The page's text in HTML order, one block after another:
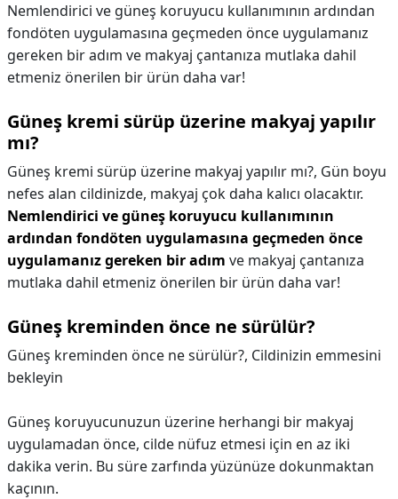
Nemlendirici ve güneş koruyucu kullanımının ardından
fondöten uygulamasına geçmeden önce uygulamanız
gereken bir adım ve makyaj çantanıza mutlaka dahil
etmeniz önerilen bir ürün daha var!
Güneş kremi sürüp üzerine makyaj yapılır
mı?
Güneş kremi sürüp üzerine makyaj yapılır mı?, Gün boyu
nefes alan cildinizde, makyaj çok daha kalıcı olacaktır.
Nemlendirici ve güneş koruyucu kullanımının
ardından fondöten uygulamasına geçmeden önce
uygulamanız gereken bir adım ve makyaj çantanıza
mutlaka dahil etmeniz önerilen bir ürün daha var!
Güneş kreminden önce ne sürülür?
Güneş kreminden önce ne sürülür?, Cildinizin emmesini
bekleyin
Güneş koruyucunuzun üzerine herhangi bir makyaj
uygulamadan önce, cilde nüfuz etmesi için en az iki
dakika verin. Bu süre zarfında yüzünüze dokunmaktan
kaçının.